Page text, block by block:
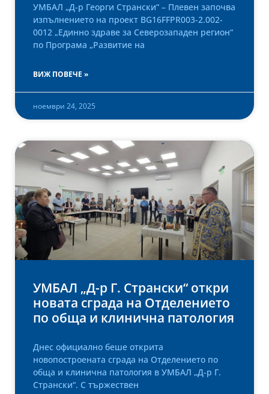
УМБАЛ „Д-р Георги Странски“ – Плевен започва
изпълнението на проект BG16FFPR003-2.002-
0012 „Единно здраве за Северозападен регион“
по Програма „Развитие на
ВИЖ ПОВЕЧЕ »
ноември 24, 2025
УМБАЛ „Д-р Г. Странски“ откри
новата сграда на Отделението
по обща и клинична патология
Днес официално беше открита
новопостроената сграда на Отделението по
обща и клинична патология в УМБАЛ „Д-р Г.
Странски“. С тържествен